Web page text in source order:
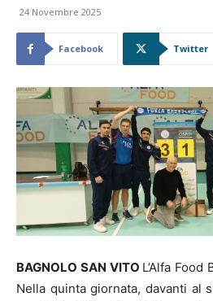
24 Novembre 2025
Facebook Twitter
BAGNOLO SAN VITO L’Alfa
Nella quinta giornata, davanti al